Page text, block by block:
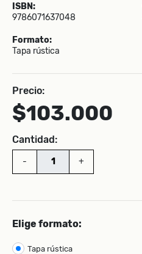
ISBN:
9786071637048
Formato:
Tapa rústica
Precio:
$103.000
Cantidad:
- +
Elige formato:
Tapa rústica